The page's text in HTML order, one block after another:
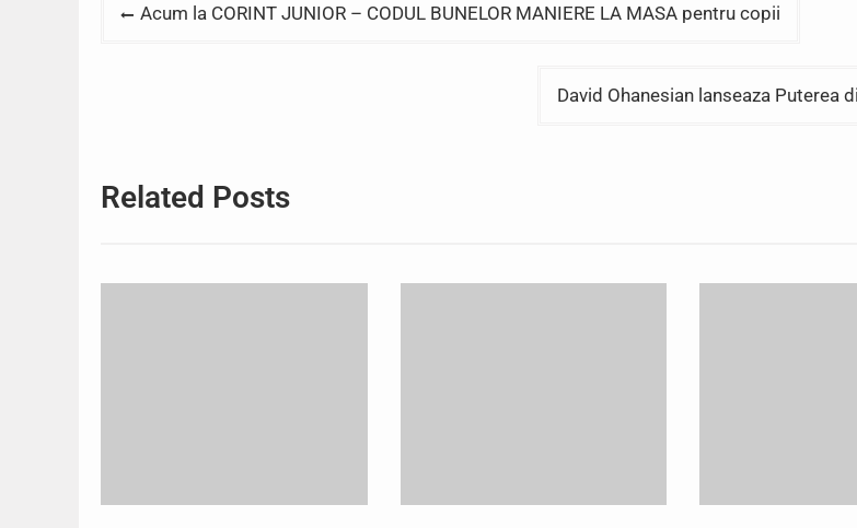
Acum la CORINT JUNIOR – CODUL BUNELOR MANIERE LA MASA pentru copii
David Ohanesian lanseaza Puterea
Related Posts